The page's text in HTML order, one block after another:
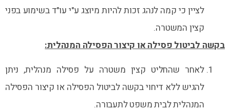
לציין כי קמה לנהג זכות להיות מיוצג ע"י עו"ד בשימוע בפני
קצין המשטרה.
בקשה לביטול פסילה או קיצור הפסילה המנהלית:
לאחר שהחליט קצין משטרה על פסילה מנהלית, ניתן
להגיש ללא דיחוי בקשה לביטול הפסילה או קיצור הפסילה
המנהלית לבית משפט לתעבורה.